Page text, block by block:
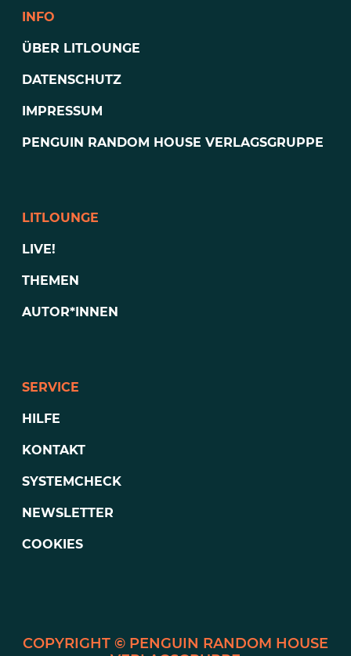
INFO
ÜBER LITLOUNGE
DATENSCHUTZ
IMPRESSUM
PENGUIN RANDOM HOUSE VERLAGSGRUPPE
LITLOUNGE
LIVE!
THEMEN
AUTOR*INNEN
SERVICE
HILFE
KONTAKT
SYSTEMCHECK
NEWSLETTER
COOKIES
PENGUIN RANDOM HOUSE